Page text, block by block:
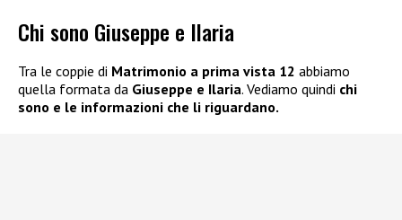
Chi sono Giuseppe e Ilaria
Tra le coppie di Matrimonio a prima vista 12 abbiamo
quella formata da Giuseppe e Ilaria. Vediamo quindi chi
sono e le informazioni che li riguardano.